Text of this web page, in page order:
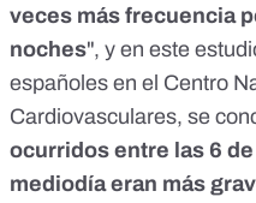
veces más frecuencia
noches", y en este
españoles en el Centro
Cardiovasculares, se
ocurridos entre las 6 de
mediodía eran más